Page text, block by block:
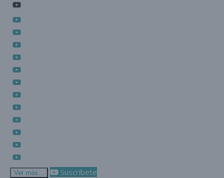
Ver más... Suscríbete